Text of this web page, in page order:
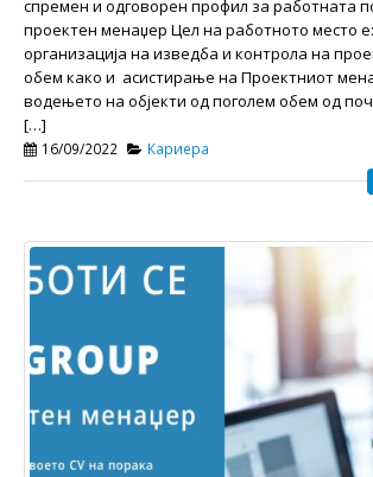
спремен и одговорен профил за работната
проектен менаџер Цел на работното место
организација на изведба и контрола на
обем како и асистирање на Проектниот
водењето на објекти од поголем обем од
[…]
16/09/2022 Кариера